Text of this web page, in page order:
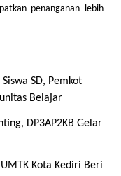
penanganan lebih
SD, Pemkot
Belajar
DP3AP2KB Gelar
Kota Kediri Beri